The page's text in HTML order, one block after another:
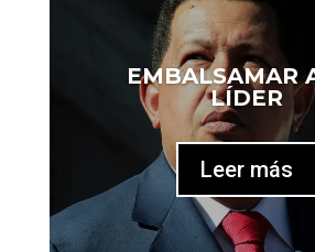
EMBALSAMAR
LÍDER
Leer más